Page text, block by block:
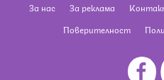
За нас За реклама
Поверителност